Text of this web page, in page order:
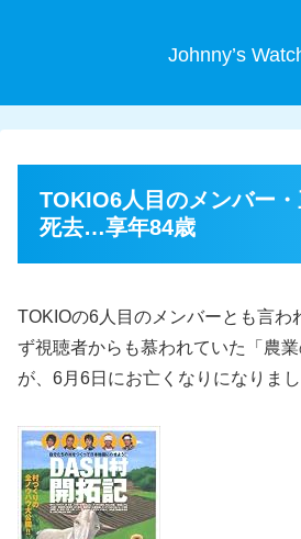
Johnny’s
TOKIO6人目のメンバー
死去…享年84歳
TOKIOの6人目のメンバーとも言わ
ず視聴者からも慕われていた「農
が、6月6日にお亡くなりになりまし